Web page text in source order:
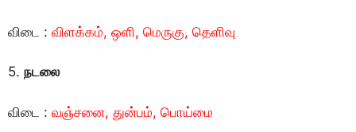
விடை : விளக்கம், ஒளி, மெருகு, தெளிவு
5. நடலை
விடை : வஞ்சனை, துன்பம், பொய்மை